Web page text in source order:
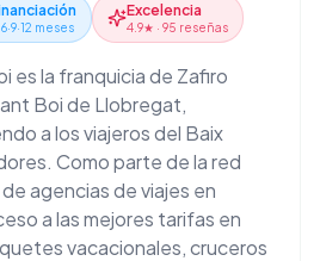
meses
Excelencia
4.9★ · 95 reseñas
es la franquicia de Zafiro
Boi de Llobregat,
a los viajeros del Baix
Como parte de la red
agencias de viajes en
a las mejores tarifas en
vacacionales, cruceros